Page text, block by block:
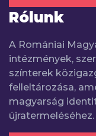
Rólunk
A Romániai
intézmények,
színterek
felleltározása,
magyarság
újratermeléséhez.